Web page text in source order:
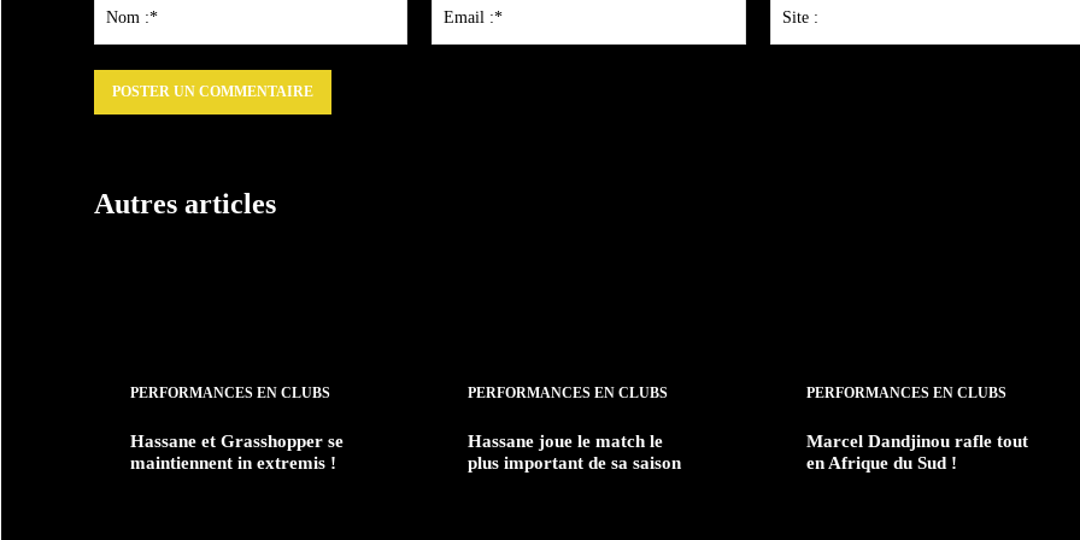
Autres articles
PERFORMANCES EN CLUBS
Hassane et Grasshopper se
maintiennent in extremis !
PERFORMANCES EN CLUBS
Hassane joue le match le
plus important de sa saison
PERFORMANCES EN CLUBS
Marcel Dandjinou rafle tout
en Afrique du Sud !